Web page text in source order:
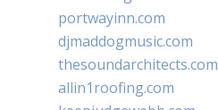
portwayinn.com
djmaddogmusic.com
thesoundarchitects.com
allin1roofing.com